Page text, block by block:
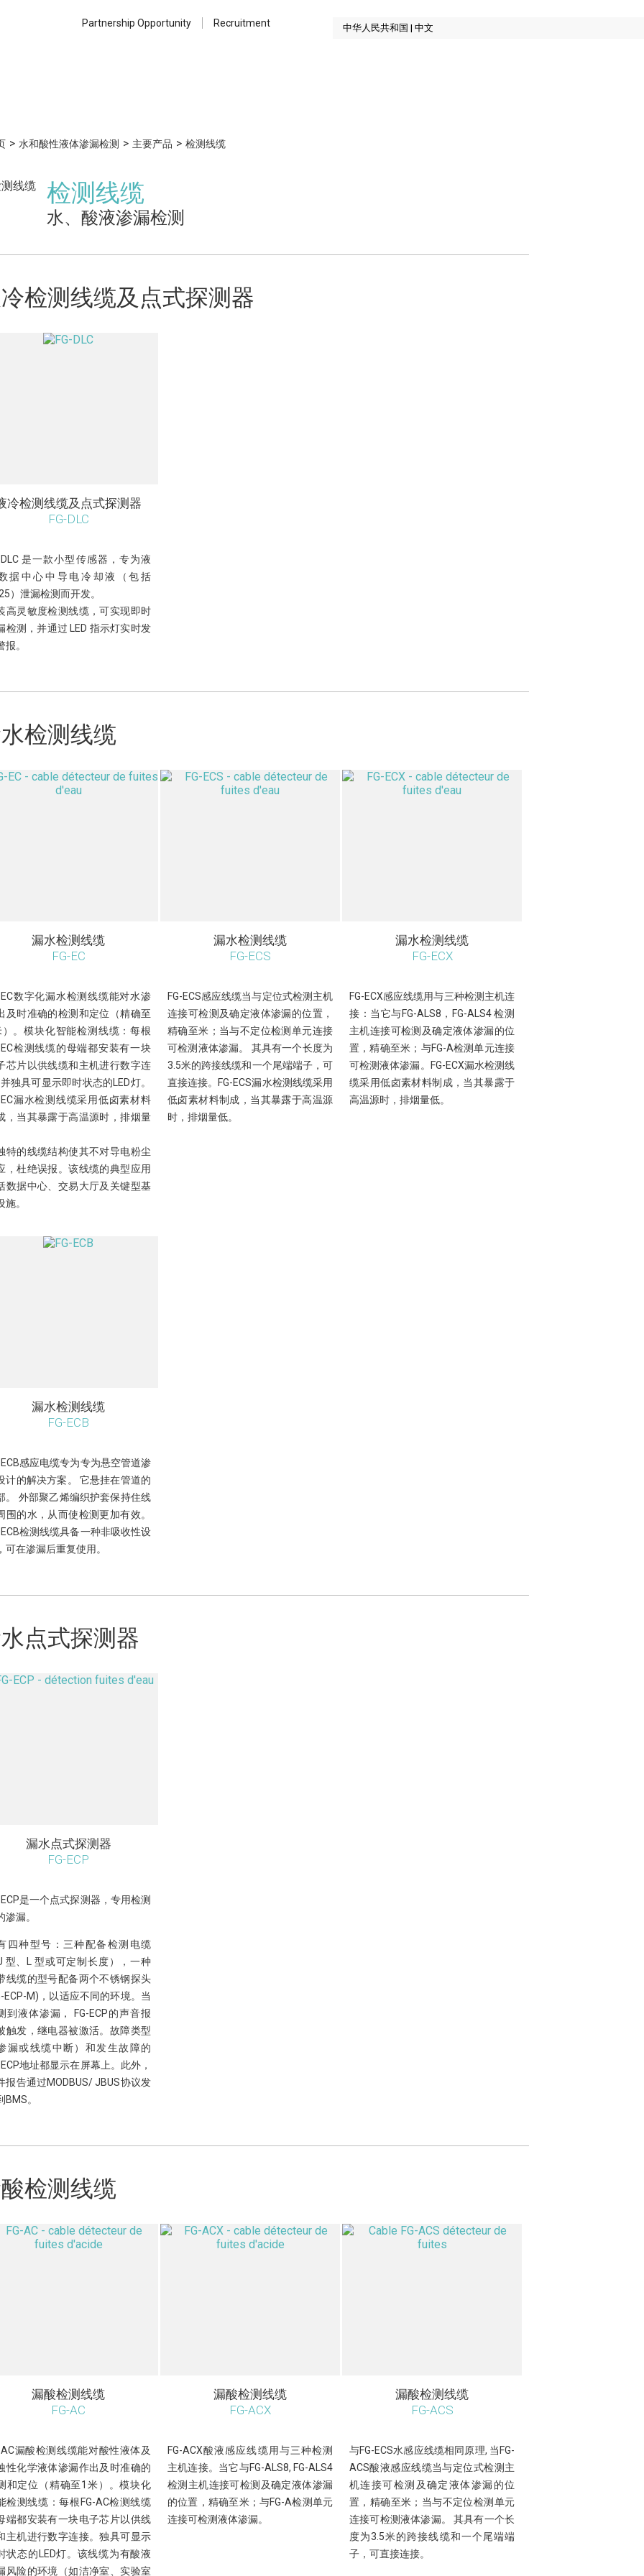
Partnership Opportunity Recruitment
> 水和酸性液体渗漏检测 > 主要产品 > 检测线缆
检测线缆
水、酸液渗漏检测
检测线缆及点式探测器
冷检测线缆及点式探测器
FG-DLC
DLC 是一款小型传感器，专为液
据中心中导电冷却液（包括
）泄漏检测而开发。
高灵敏度检测线缆，可实现即时
检测，并通过 LED 指示灯实时发
报。
检测线缆
漏水检测线缆
FG-EC
EC数字化漏水检测线缆能对水渗
及时准确的检测和定位（精确至
）。模块化智能检测线缆：每根
EC检测线缆的母端都安装有一块
芯片以供线缆和主机进行数字连
独具可显示即时状态的LED灯。
EC漏水检测线缆采用低卤素材料
，当其暴露于高温源时，排烟量
特的线缆结构使其不对导电粉尘
，杜绝误报。该线缆的典型应用
数据中心、交易大厅及关键型基
施。
漏水检测线缆
FG-ECS
FG-ECS感应线缆当与定位式检测主机
连接可检测及确定液体渗漏的位置，
精确至米；当与不定位检测单元连接
可检测液体渗漏。 其具有一个长度为
3.5米的跨接线缆和一个尾端端子，可
直接连接。FG-ECS漏水检测线缆采用
低卤素材料制成，当其暴露于高温源
时，排烟量低。
漏水检测线缆
FG-ECX
FG-ECX感应线缆用与三种检测主机连
接：当它与FG-ALS8，FG-ALS4 检测
主机连接可检测及确定液体渗漏的位
置，精确至米；与FG-A检测单元连接
可检测液体渗漏。FG-ECX漏水检测线
缆采用低卤素材料制成，当其暴露于
高温源时，排烟量低。
漏水检测线缆
FG-ECB
ECB感应电缆专为专为悬空管道渗
计的解决方案。 它悬挂在管道的
。 外部聚乙烯编织护套保持住线
围的水，从而使检测更加有效。
ECB检测线缆具备一种非吸收性设
可在渗漏后重复使用。
点式探测器
漏水点式探测器
FG-ECP
ECP是一个点式探测器，专用检测
渗漏。
四种型号：三种配备检测电缆
型、L 型或可定制长度），一种
线缆的型号配备两个不锈钢探头
ECP-M)，以适应不同的环境。当
到液体渗漏， FG-ECP的声音报
触发，继电器被激活。故障类型
漏或线缆中断）和发生故障的
ECP地址都显示在屏幕上。此外，
报告通过MODBUS/ JBUS协议发
BMS。
检测线缆
漏酸检测线缆
FG-AC
AC漏酸检测线缆能对酸性液体及
性化学液体渗漏作出及时准确的
和定位（精确至1米）。模块化
检测线缆：每根FG-AC检测线缆
端都安装有一块电子芯片以供线
主机进行数字连接。独具可显示
状态的LED灯。该线缆为有酸液
风险的环境（如洁净室、实验室
漏酸检测线缆
FG-ACX
FG-ACX酸液感应线缆用与三种检测
主机连接。当它与FG-ALS8, FG-ALS4
检测主机连接可检测及确定液体渗漏
的位置，精确至米；与FG-A检测单元
连接可检测液体渗漏。
漏酸检测线缆
FG-ACS
与FG-ECS水感应线缆相同原理, 当FG-
ACS酸液感应线缆当与定位式检测主
机连接可检测及确定液体渗漏的位
置，精确至米；当与不定位检测单元
连接可检测液体渗漏。 其具有一个长
度为3.5米的跨接线缆和一个尾端端
子，可直接连接。